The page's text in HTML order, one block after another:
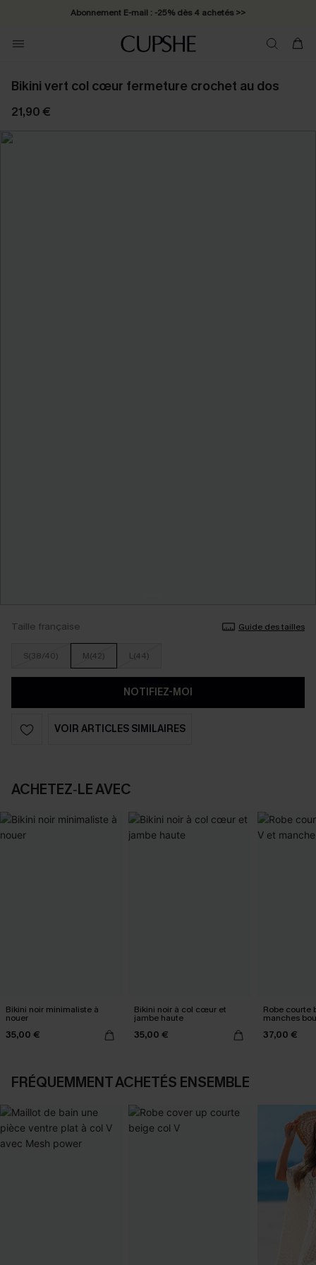
Abonnement E-mail : -25% dès 4 achetés >>
Bikini vert col cœur fermeture crochet au dos
21,90 €
Taille française Guide des tailles
S(38/40) M(42) L(44)
NOTIFIEZ-MOI
VOIR ARTICLES SIMILAIRES
ACHETEZ‑LE AVEC
Bikini noir minimaliste à
nouer
35,00 €
Bikini noir à col cœur et
jambe haute
35,00 €
Robe courte
manches
37,00 €
FRÉQUEMMENT ACHETÉS ENSEMBLE